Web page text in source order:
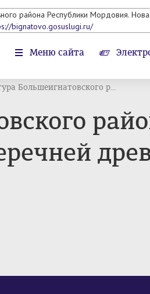
района Республики Мордовия.
bignatovo.gosuslugi.ru/
Меню сайта
Большеигнатовского р...